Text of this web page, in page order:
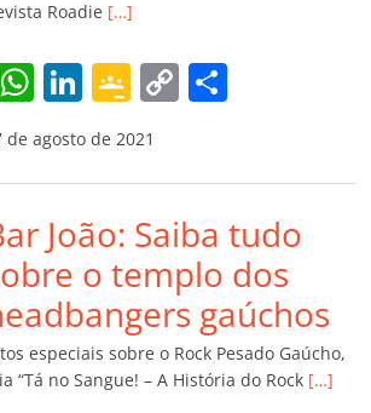
o
m
Roadie […]
W
at
s
A
p
p
Li
n
k
e
dI
n
G
o
o
gl
e
Cl
a
ss
ro
C
y
Li
n
k
p
ar
til
h
ar
de agosto de 2021
João: Saiba tudo
o templo dos
gaúchos
especiais sobre o Rock Pesado Gaúcho,
“Tá no Sangue! – A História do Rock […]